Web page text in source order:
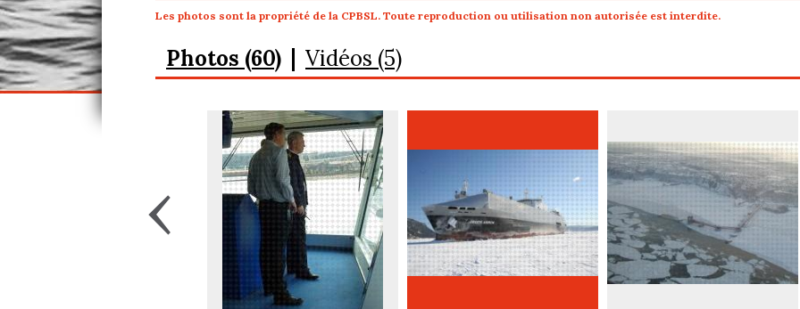
Les photos sont la propriété de la CPBSL. Toute reproduction ou utilisation non autorisée est interdite.
Photos (60) Vidéos (5)
‹